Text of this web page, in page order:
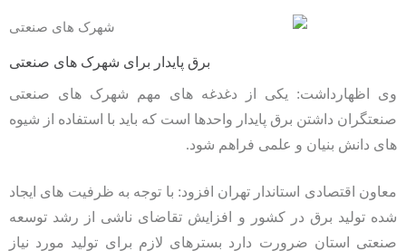
برق پایدار برای شهرک‌ های صنعتی
وی اظهارداشت:‌ یکی از دغدغه های مهم شهرک‌ های صنعتی
صنعتگران داشتن برق پایدار واحدها است که باید با استفاده از شیوه
های دانش بنیان و علمی فراهم شود.
معاون اقتصادی استاندار تهران افزود: با توجه به ظرفیت های ایجاد
شده تولید برق در کشور و افزایش تقاضای ناشی از رشد توسعه
صنعتی استان ضرورت دارد بسترهای لازم برای تولید مورد نیاز